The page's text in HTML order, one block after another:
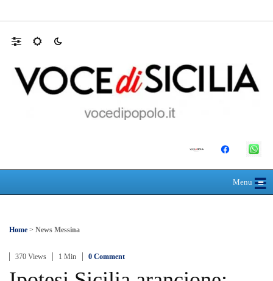
Menu≡
☰
Home > News Messina
370 Views 1 Min 0 Comment